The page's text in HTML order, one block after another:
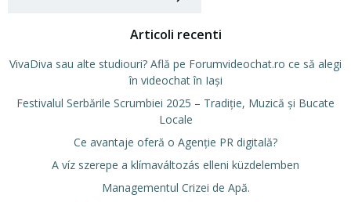
Articoli recenti
VivaDiva sau alte studiouri? Află pe Forumvideochat.ro ce să alegi
în videochat în Iași
Festivalul Serbările Scrumbiei 2025 – Tradiție, Muzică și Bucate
Locale
Ce avantaje oferă o Agenție PR digitală?
A víz szerepe a klímaváltozás elleni küzdelemben
Managementul Crizei de Apă.